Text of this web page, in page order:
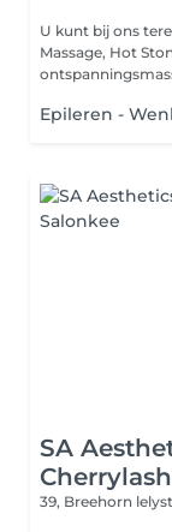
U kunt bij ons
Massage, Hot
Epileren -
SA
39, Breehorn